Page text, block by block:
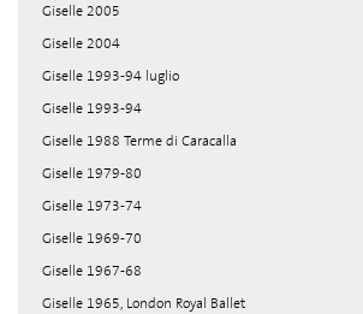
Giselle 2005
Giselle 2004
Giselle 1993-94 luglio
Giselle 1993-94
Giselle 1988 Terme di Caracalla
Giselle 1979-80
Giselle 1973-74
Giselle 1969-70
Giselle 1967-68
Giselle 1965, London Royal Ballet